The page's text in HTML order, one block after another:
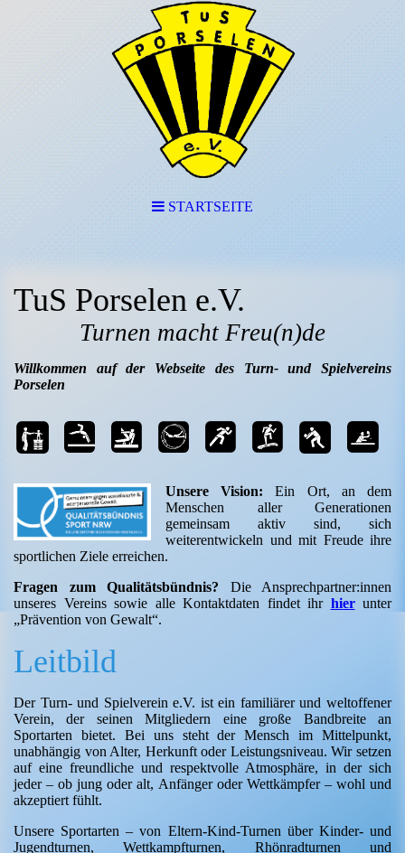
STARTSEITE
TuS Porselen e.V.
Turnen macht Freu(n)de
Willkommen auf der Webseite des Turn- und Spielvereins
Porselen
Unsere Vision:Ein Ort, an dem
Menschen aller Generationen
gemeinsam aktiv sind, sich
weiterentwickeln und mit Freude ihre
sportlichen Ziele erreichen.
Fragen zum Qualitätsbündnis? Die Ansprechpartner:innen
unseres Vereins sowie alle Kontaktdaten findet ihr hierunter
„Prävention von Gewalt“.
Leitbild
Der Turn- und Spielverein e.V. ist ein familiärer und weltoffener
Verein, der seinen Mitgliedern eine große Bandbreite an
Sportarten bietet. Bei uns steht der Mensch im Mittelpunkt,
unabhängig von Alter, Herkunft oder Leistungsniveau. Wir setzen
auf eine freundliche und respektvolle Atmosphäre, in der sich
jeder – ob jung oder alt, Anfänger oder Wettkämpfer – wohl und
akzeptiert fühlt.
Unsere Sportarten – von Eltern-Kind-Turnen über Kinder- und
Jugendturnen, Wettkampfturnen, Rhönradturnen und